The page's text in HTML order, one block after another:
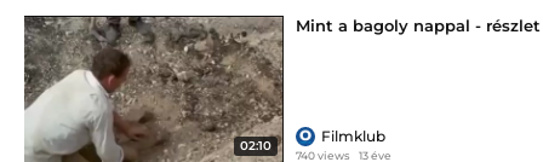
02:10
Mint a bagoly nappal - részlet
Filmklub
740 views 13 éve